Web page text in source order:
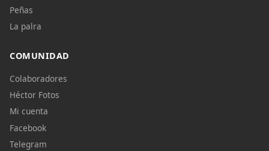
Peñas
La palra
COMUNIDAD
Colaboradores
Héctor Fotos
Mi cuenta
Facebook
Telegram